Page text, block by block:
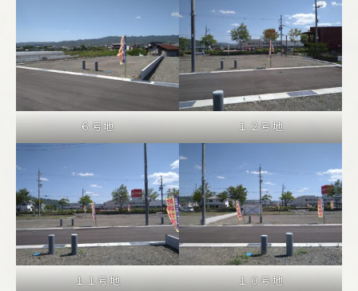
６号地 １２号地
１１号地 １０号地